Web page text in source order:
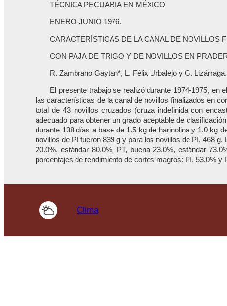
TÉCNICA PECUARIA EN MÉXICO
ENERO-JUNIO 1976.
CARACTERÍSTICAS DE LA CANAL DE NOVILLOS
CON PAJA DE TRIGO Y DE NOVILLOS EN
R. Zambrano Gaytan*, L. Félix Urbalejo y G. Lizárraga.
El presente trabajo se realizó durante 1974-1975, en
las características de la canal de novillos finalizados en
total de 43 novillos cruzados (cruza indefinida con
adecuado para obtener un grado aceptable de
durante 138 días a base de 1.5 kg de harinolina y 1.0 kg
novillos de PI fueron 839 g y para los novillos de PI, 468
20.0%, estándar 80.0%; PT, buena 23.0%, estándar
porcentajes de rendimiento de cortes magros: PI, 53.0%
Clima